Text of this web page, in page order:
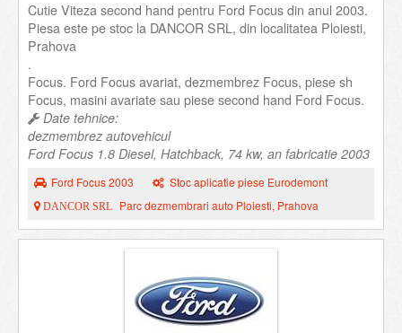
Cutie Viteza second hand pentru Ford Focus din anul 2003.
Piesa este pe stoc la DANCOR SRL, din localitatea Ploiesti,
Prahova
.
Focus. Ford Focus avariat, dezmembrez Focus, piese sh
Focus, masini avariate sau piese second hand Ford Focus.
Date tehnice:
dezmembrez autovehicul
Ford Focus 1.8 Diesel, Hatchback, 74 kw, an fabricatie 2003
Ford Focus 2003 Stoc aplicatie piese Eurodemont
DANCOR SRL Parc dezmembrari auto Ploiesti, Prahova